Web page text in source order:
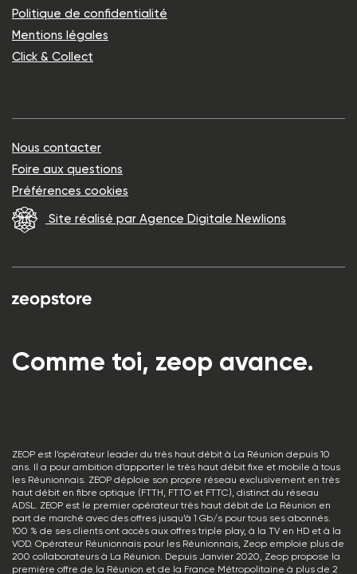
Comme toi, zeop avance.
ZEOP est l’opérateur leader du très haut débit à La Réunion depuis 10
ans. Il a pour ambition d’apporter le très haut débit fixe et mobile à tous
les Réunionnais. ZEOP déploie son propre réseau exclusivement en très
haut débit en fibre optique (FTTH, FTTO et FTTC), distinct du réseau
ADSL. ZEOP est le premier opérateur très haut débit de La Réunion en
part de marché avec des offres jusqu’à 1 Gb/s pour tous ses abonnés.
100 % de ses clients ont accès aux offres triple play, à la TV en HD et à la
VOD. Opérateur Réunionnais pour les Réunionnais, Zeop emploie plus de
200 collaborateurs à La Réunion. Depuis Janvier 2020, Zeop propose la
première offre de la Réunion et de la France Métropolitaine à plus de 2
Politique de confidentialité
Mentions légales
Click & Collect
Nous contacter
Foire aux questions
Préférences cookies
Site réalisé par Agence Digitale Newlions